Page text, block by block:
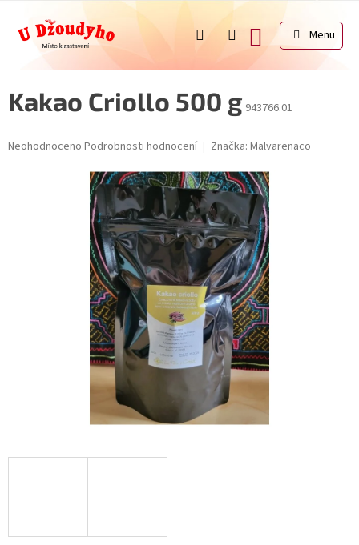
obsah
NÁKUPNÍ
KOŠÍK
Kakao Criollo 500 g 943766.01
Průměrné
Neohodnoceno Podrobnosti hodnocení Značka: Malvarenaco